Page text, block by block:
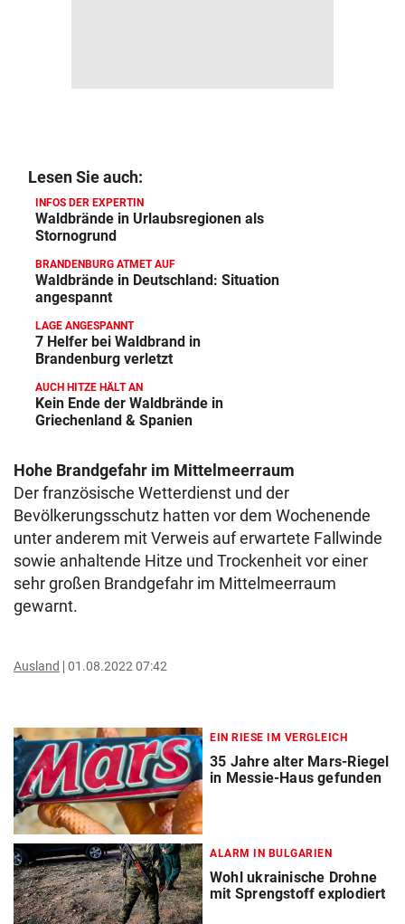
Lesen Sie auch:
INFOS DER EXPERTIN
Waldbrände in Urlaubsregionen als
Stornogrund
BRANDENBURG ATMET AUF
Waldbrände in Deutschland: Situation
angespannt
LAGE ANGESPANNT
7 Helfer bei Waldbrand in
Brandenburg verletzt
AUCH HITZE HÄLT AN
Kein Ende der Waldbrände in
Griechenland & Spanien
Hohe Brandgefahr im Mittelmeerraum
Der französische Wetterdienst und der
Bevölkerungsschutz hatten vor dem Wochenende
unter anderem mit Verweis auf erwartete Fallwinde
sowie anhaltende Hitze und Trockenheit vor einer
sehr großen Brandgefahr im Mittelmeerraum
gewarnt.
Ausland 01.08.2022 07:42
EIN RIESE IM VERGLEICH
35 Jahre alter Mars-Riegel
in Messie-Haus gefunden
ALARM IN BULGARIEN
Wohl ukrainische Drohne
mit Sprengstoff explodiert